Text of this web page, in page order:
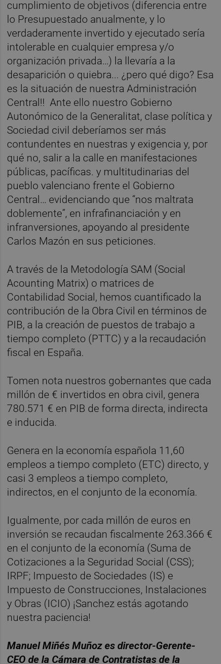
cumplimiento de objetivos (diferencia entre
lo Presupuestado anualmente, y lo
verdaderamente invertido y ejecutado sería
intolerable en cualquier empresa y/o
organización privada…) la llevaría a la
desaparición o quiebra... ¿pero qué digo? Esa
es la situación de nuestra Administración
Central!! Ante ello nuestro Gobierno
Autonómico de la Generalitat, clase política y
Sociedad civil deberíamos ser más
contundentes en nuestras y exigencia y, por
qué no, salir a la calle en manifestaciones
públicas, pacíficas. y multitudinarias del
pueblo valenciano frente el Gobierno
Central… evidenciando que “nos maltrata
doblemente”, en infrafinanciación y en
infranversiones, apoyando al presidente
Carlos Mazón en sus peticiones.
A través de la Metodología SAM (Social
Acounting Matrix) o matrices de
Contabilidad Social, hemos cuantificado la
contribución de la Obra Civil en términos de
PIB, a la creación de puestos de trabajo a
tiempo completo (PTTC) y a la recaudación
fiscal en España.
Tomen nota nuestros gobernantes que cada
millón de € invertidos en obra civil, genera
780.571 € en PIB de forma directa, indirecta
e inducida.
Genera en la economía española 11,60
empleos a tiempo completo (ETC) directo, y
casi 3 empleos a tiempo completo,
indirectos, en el conjunto de la economía.
Igualmente, por cada millón de euros en
inversión se recaudan fiscalmente 263.366 €
en el conjunto de la economía (Suma de
Cotizaciones a la Seguridad Social (CSS);
IRPF; Impuesto de Sociedades (IS) e
Impuesto de Construcciones, Instalaciones
y Obras (ICIO) ¡Sanchez estás agotando
nuestra paciencia!
Manuel Miñés Muñoz es director-Gerente-
CEO de la Cámara de Contratistas de la